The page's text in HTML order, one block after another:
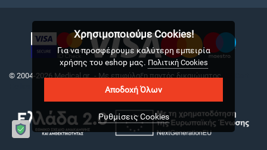
© 2004-2026 Medical.gr. - Με επιφύλαξη παντός δικαιώματος
Χρησιμοποιούμε Cookies!
Για να προσφέρουμε καλύτερη εμπειρία
χρήσης του eshop μας. Πολιτική Cookies
Αποδοχή Όλων
Ρυθμίσεις Cookies